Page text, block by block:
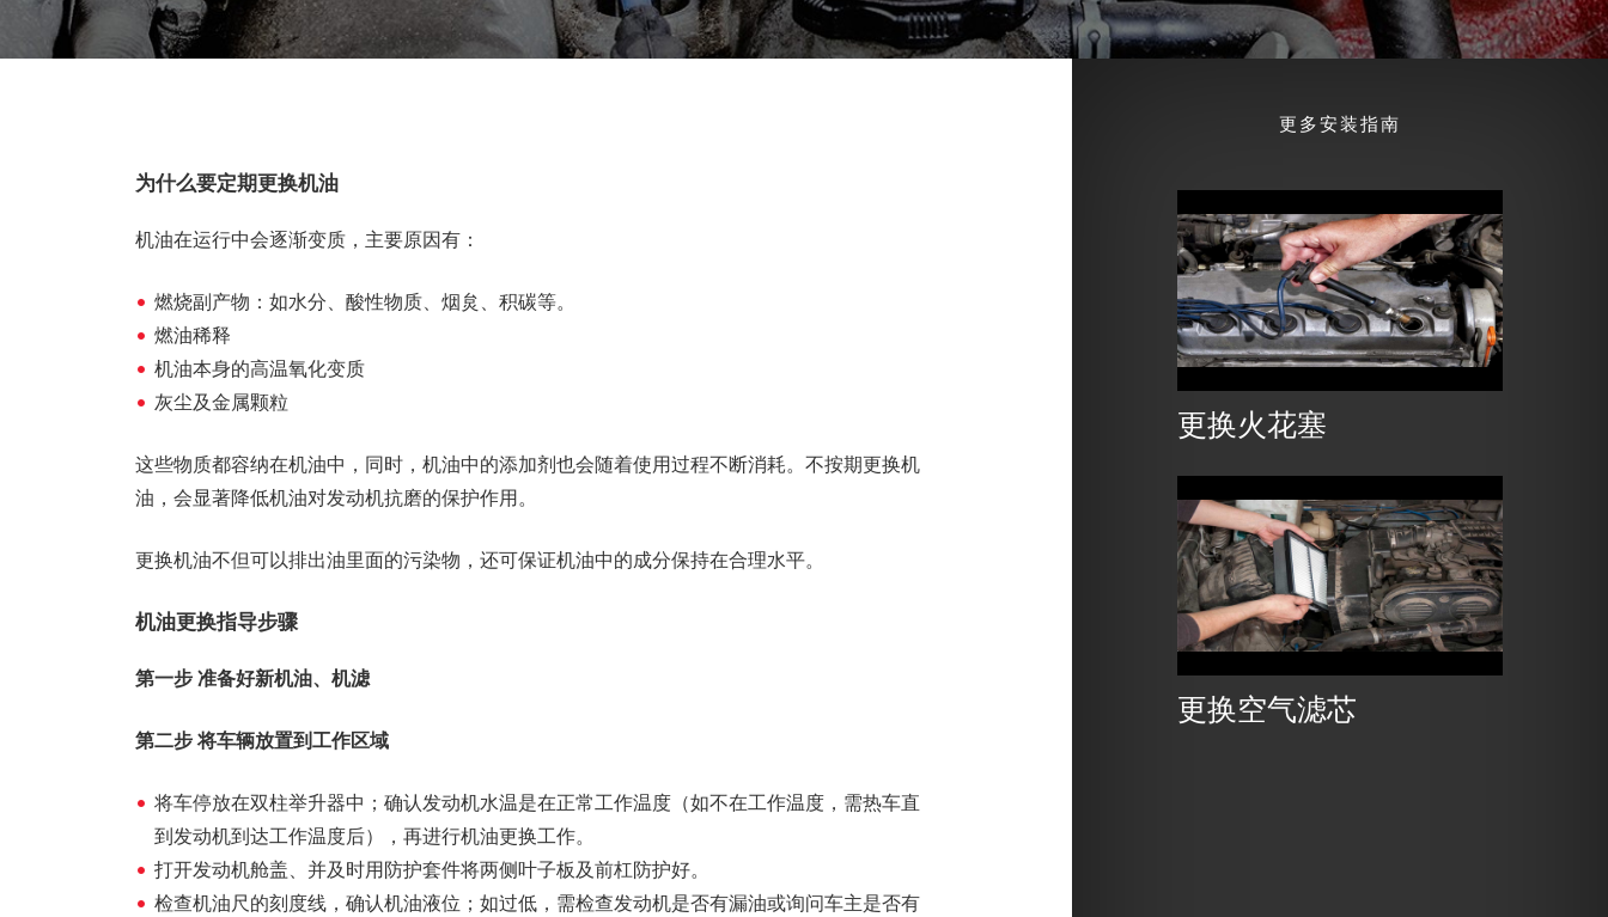
为什么要定期更换机油
机油在运行中会逐渐变质，主要原因有：
燃烧副产物：如水分、酸性物质、烟炱、积碳等。
燃油稀释
机油本身的高温氧化变质
灰尘及金属颗粒
这些物质都容纳在机油中，同时，机油中的添加剂也会随着使用过程不断消耗。不按期更换机
油，会显著降低机油对发动机抗磨的保护作用。
更换机油不但可以排出油里面的污染物，还可保证机油中的成分保持在合理水平。
机油更换指导步骤
第一步 准备好新机油、机滤
第二步 将车辆放置到工作区域
将车停放在双柱举升器中；确认发动机水温是在正常工作温度（如不在工作温度，需热车直
到发动机到达工作温度后），再进行机油更换工作。
打开发动机舱盖、并及时用防护套件将两侧叶子板及前杠防护好。
检查机油尺的刻度线，确认机油液位；如过低，需检查发动机是否有漏油或询问车主是否有
更多安装指南
更换火花塞
更换空气滤芯